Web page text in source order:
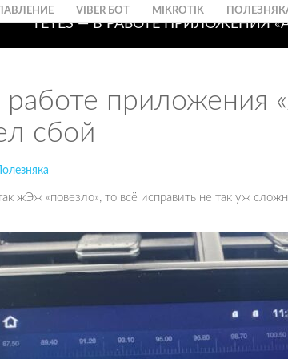
TEYES — В РАБОТЕ ПРИЛОЖЕНИЯ
VIBER БОТ MIKROTIK
приложения
сбой
Полезняка
жЭж «повезло», то всё исправить не так уж